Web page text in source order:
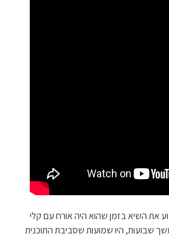
לקבוע את השיא בזמן שהוא היה אורח עם קלי
שבועות, היו שמועות שסביבת התוכנית